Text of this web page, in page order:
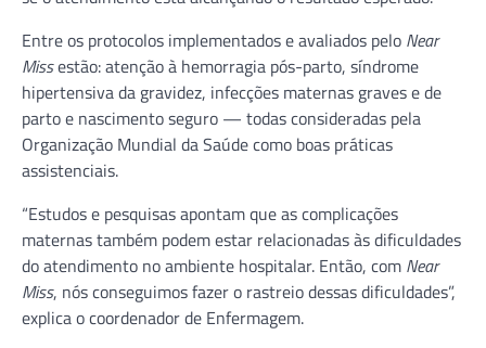
Entre os protocolos implementados e avaliados pelo Near
Missestão: atenção à hemorragia pós-parto, síndrome
hipertensiva da gravidez, infecções maternas graves e de
parto e nascimento seguro — todas consideradas pela
Organização Mundial da Saúde como boas práticas
assistenciais.
“Estudos e pesquisas apontam que as complicações
maternas também podem estar relacionadas às dificuldades
do atendimento no ambiente hospitalar. Então, com Near
Miss, nós conseguimos fazer o rastreio dessas dificuldades”,
explica o coordenador de Enfermagem.